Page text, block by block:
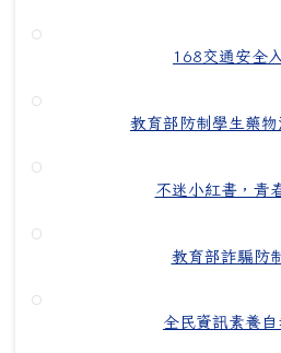
168交通安全
教育部防制學生藥物
不迷小紅書，青
教育部詐騙防
全民資訊素養自